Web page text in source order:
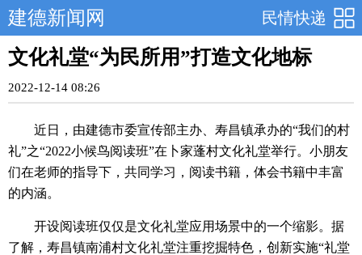
民情快递
建德新闻网
文化礼堂“为民所用”打造文化地标
2022-12-14 08:26
近日，由建德市委宣传部主办、寿昌镇承办的“我们的村
礼”之“2022小候鸟阅读班”在卜家蓬村文化礼堂举行。小朋友
们在老师的指导下，共同学习，阅读书籍，体会书籍中丰富
的内涵。
开设阅读班仅仅是文化礼堂应用场景中的一个缩影。据
了解，寿昌镇南浦村文化礼堂注重挖掘特色，创新实施“礼堂